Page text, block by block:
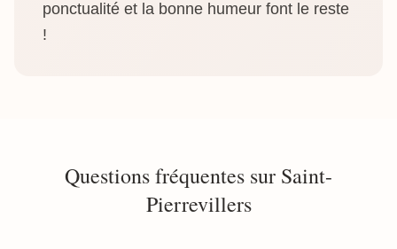
ponctualité et la bonne humeur font le reste
!
Questions fréquentes sur Saint-
Pierrevillers